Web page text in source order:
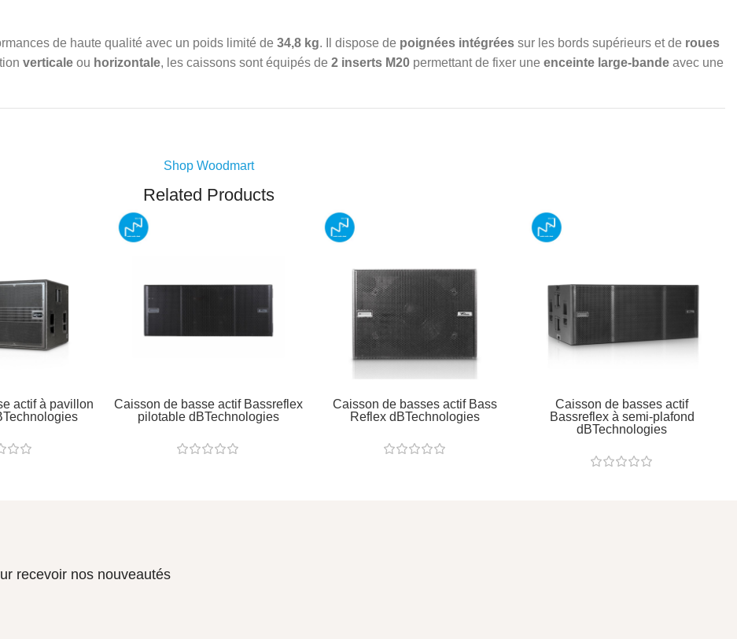
de haute qualité avec un poids limité de 34,8 kg. Il dispose de poignées intégrées sur les bords supérieurs et de roues
verticale ou horizontale, les caissons sont équipés de 2 inserts M20 permettant de fixer une enceinte large-bande avec une
Shop Woodmart
Related Products
actif à pavillon
Caisson de basse actif Bassreflex
pilotable dBTechnologies
Caisson de basses actif Bass
Reflex dBTechnologies
Caisson de basses actif
Bassreflex à semi-plafond
dBTechnologies
recevoir nos nouveautés